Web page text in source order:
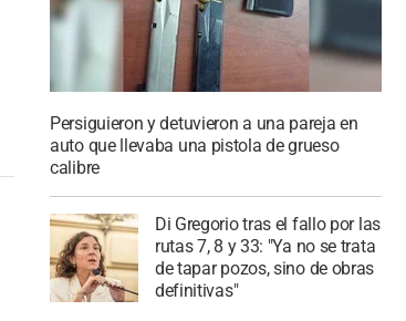
Persiguieron y detuvieron a una pareja en
auto que llevaba una pistola de grueso
calibre
Di Gregorio tras el fallo por las
rutas 7, 8 y 33: "Ya no se trata
de tapar pozos, sino de obras
definitivas"